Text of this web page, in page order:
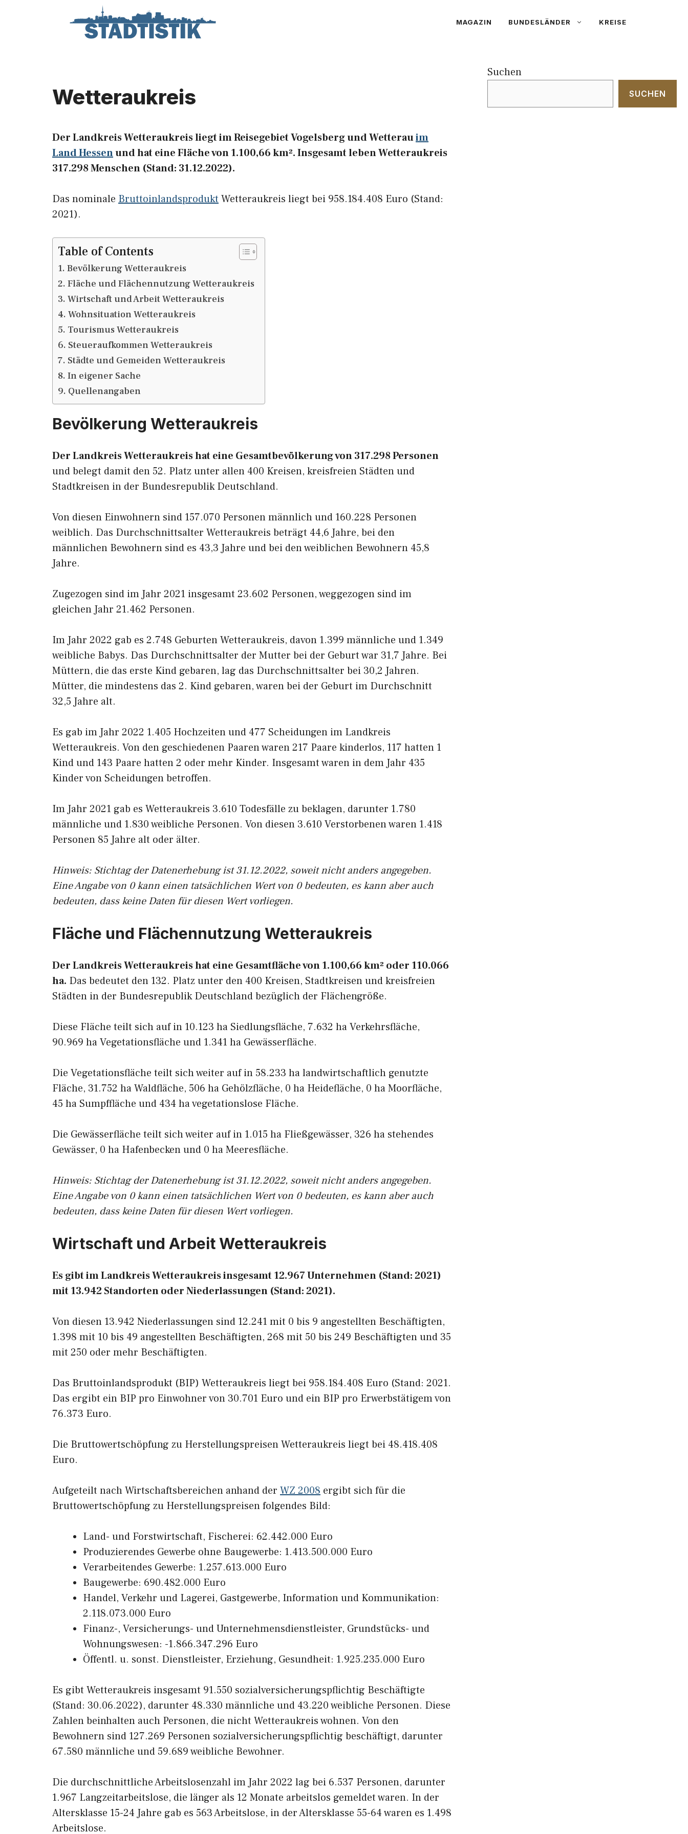
MAGAZIN BUNDESLÄNDER KREISE
Wetteraukreis
Der Landkreis Wetteraukreis liegt im Reisegebiet Vogelsberg und Wetterauim
Land Hessenund hat eine Fläche von 1.100,66 km². Insgesamt leben Wetteraukreis
317.298 Menschen (Stand: 31.12.2022).
Das nominale Bruttoinlandsprodukt Wetteraukreis liegt bei 958.184.408 Euro (Stand:
2021).
Table of Contents
Bevölkerung Wetteraukreis
Fläche und Flächennutzung Wetteraukreis
Wirtschaft und Arbeit Wetteraukreis
Wohnsituation Wetteraukreis
Tourismus Wetteraukreis
Steueraufkommen Wetteraukreis
Städte und Gemeiden Wetteraukreis
In eigener Sache
Quellenangaben
Bevölkerung Wetteraukreis
Der Landkreis Wetteraukreis hat eine Gesamtbevölkerung von 317.298 Personen
und belegt damit den 52. Platz unter allen 400 Kreisen, kreisfreien Städten und
Stadtkreisen in der Bundesrepublik Deutschland.
Von diesen Einwohnern sind 157.070 Personen männlich und 160.228 Personen
weiblich. Das Durchschnittsalter Wetteraukreis beträgt 44,6 Jahre, bei den
männlichen Bewohnern sind es 43,3 Jahre und bei den weiblichen Bewohnern 45,8
Jahre.
Zugezogen sind im Jahr 2021 insgesamt 23.602 Personen, weggezogen sind im
gleichen Jahr 21.462 Personen.
Im Jahr 2022 gab es 2.748 Geburten Wetteraukreis, davon 1.399 männliche und 1.349
weibliche Babys. Das Durchschnittsalter der Mutter bei der Geburt war 31,7 Jahre. Bei
Müttern, die das erste Kind gebaren, lag das Durchschnittsalter bei 30,2 Jahren.
Mütter, die mindestens das 2. Kind gebaren, waren bei der Geburt im Durchschnitt
32,5 Jahre alt.
Es gab im Jahr 2022 1.405 Hochzeiten und 477 Scheidungen im Landkreis
Wetteraukreis. Von den geschiedenen Paaren waren 217 Paare kinderlos, 117 hatten 1
Kind und 143 Paare hatten 2 oder mehr Kinder. Insgesamt waren in dem Jahr 435
Kinder von Scheidungen betroffen.
Im Jahr 2021 gab es Wetteraukreis 3.610 Todesfälle zu beklagen, darunter 1.780
männliche und 1.830 weibliche Personen. Von diesen 3.610 Verstorbenen waren 1.418
Personen 85 Jahre alt oder älter.
Hinweis: Stichtag der Datenerhebung ist 31.12.2022, soweit nicht anders angegeben.
Eine Angabe von 0 kann einen tatsächlichen Wert von 0 bedeuten, es kann aber auch
bedeuten, dass keine Daten für diesen Wert vorliegen.
Fläche und Flächennutzung Wetteraukreis
Der Landkreis Wetteraukreis hat eine Gesamtfläche von 1.100,66 km² oder 110.066
ha. Das bedeutet den 132. Platz unter den 400 Kreisen, Stadtkreisen und kreisfreien
Städten in der Bundesrepublik Deutschland bezüglich der Flächengröße.
Diese Fläche teilt sich auf in 10.123 ha Siedlungsfläche, 7.632 ha Verkehrsfläche,
90.969 ha Vegetationsfläche und 1.341 ha Gewässerfläche.
Die Vegetationsfläche teilt sich weiter auf in 58.233 ha landwirtschaftlich genutzte
Fläche, 31.752 ha Waldfläche, 506 ha Gehölzfläche, 0 ha Heidefläche, 0 ha Moorfläche,
45 ha Sumpffläche und 434 ha vegetationslose Fläche.
Die Gewässerfläche teilt sich weiter auf in 1.015 ha Fließgewässer, 326 ha stehendes
Gewässer, 0 ha Hafenbecken und 0 ha Meeresfläche.
Hinweis: Stichtag der Datenerhebung ist 31.12.2022, soweit nicht anders angegeben.
Eine Angabe von 0 kann einen tatsächlichen Wert von 0 bedeuten, es kann aber auch
bedeuten, dass keine Daten für diesen Wert vorliegen.
Wirtschaft und Arbeit Wetteraukreis
Es gibt im Landkreis Wetteraukreis insgesamt 12.967 Unternehmen (Stand: 2021)
mit 13.942 Standorten oder Niederlassungen (Stand: 2021).
Von diesen 13.942 Niederlassungen sind 12.241 mit 0 bis 9 angestellten Beschäftigten,
1.398 mit 10 bis 49 angestellten Beschäftigten, 268 mit 50 bis 249 Beschäftigten und 35
mit 250 oder mehr Beschäftigten.
Das Bruttoinlandsprodukt (BIP) Wetteraukreis liegt bei 958.184.408 Euro (Stand: 2021.
Das ergibt ein BIP pro Einwohner von 30.701 Euro und ein BIP pro Erwerbstätigem von
76.373 Euro.
Die Bruttowertschöpfung zu Herstellungspreisen Wetteraukreis liegt bei 48.418.408
Euro.
Aufgeteilt nach Wirtschaftsbereichen anhand der WZ 2008 ergibt sich für die
Bruttowertschöpfung zu Herstellungspreisen folgendes Bild:
Land- und Forstwirtschaft, Fischerei: 62.442.000 Euro
Produzierendes Gewerbe ohne Baugewerbe: 1.413.500.000 Euro
Verarbeitendes Gewerbe: 1.257.613.000 Euro
Baugewerbe: 690.482.000 Euro
Handel, Verkehr und Lagerei, Gastgewerbe, Information und Kommunikation:
2.118.073.000 Euro
Finanz-, Versicherungs- und Unternehmensdienstleister, Grundstücks- und
Wohnungswesen: -1.866.347.296 Euro
Öffentl. u. sonst. Dienstleister, Erziehung, Gesundheit: 1.925.235.000 Euro
Es gibt Wetteraukreis insgesamt 91.550 sozialversicherungspflichtig Beschäftigte
(Stand: 30.06.2022), darunter 48.330 männliche und 43.220 weibliche Personen. Diese
Zahlen beinhalten auch Personen, die nicht Wetteraukreis wohnen. Von den
Bewohnern sind 127.269 Personen sozialversicherungspflichtig beschäftigt, darunter
67.580 männliche und 59.689 weibliche Bewohner.
Die durchschnittliche Arbeitslosenzahl im Jahr 2022 lag bei 6.537 Personen, darunter
1.967 Langzeitarbeitslose, die länger als 12 Monate arbeitslos gemeldet waren. In der
Altersklasse 15-24 Jahre gab es 563 Arbeitslose, in der Altersklasse 55-64 waren es 1.498
Arbeitslose.
Suchen
SUCHEN